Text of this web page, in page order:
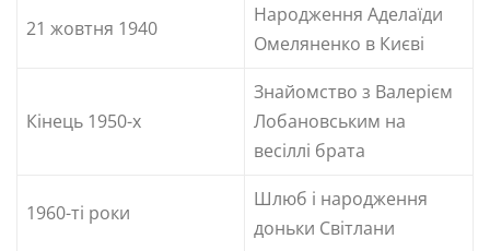
21 жовтня 1940
Народження Аделаїди
Омеляненко в Києві
Кінець 1950-х
Знайомство з Валерієм
Лобановським на
весіллі брата
1960-ті роки
Шлюб і народження
доньки Світлани